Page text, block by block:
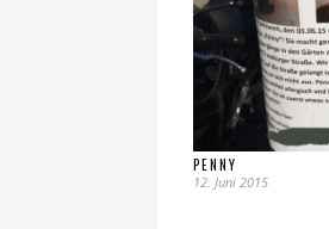
PENNY
12. Juni 2015